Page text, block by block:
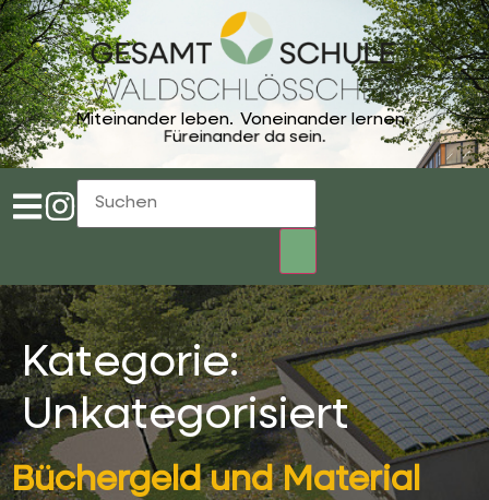
Miteinander leben. Voneinander lernen.
Füreinander da sein.
Kategorie:
Unkategorisiert
Büchergeld und Material